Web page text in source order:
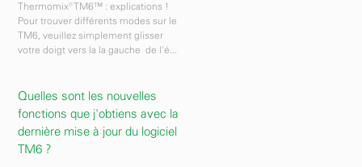
Thermomix® TM6™ : explications !
Pour trouver différents modes sur le
TM6, veuillez simplement glisser
votre doigt vers la la gauche de l'é...
Quelles sont les nouvelles
fonctions que j'obtiens avec la
dernière mise à jour du logiciel
TM6 ?